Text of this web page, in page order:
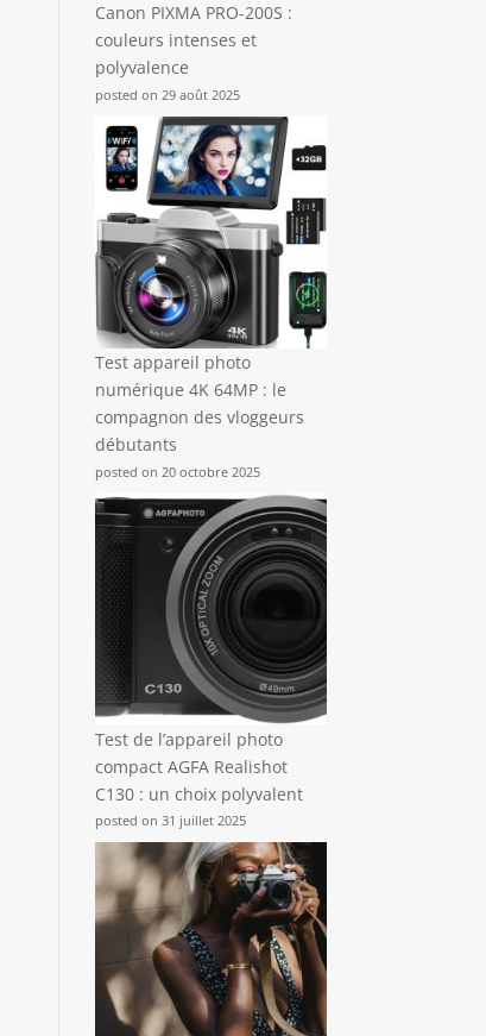
Canon PIXMA PRO-200S :
couleurs intenses et
polyvalence
posted on 29 août 2025
Test appareil photo
numérique 4K 64MP : le
compagnon des vloggeurs
débutants
posted on 20 octobre 2025
Test de l’appareil photo
compact AGFA Realishot
C130 : un choix polyvalent
posted on 31 juillet 2025